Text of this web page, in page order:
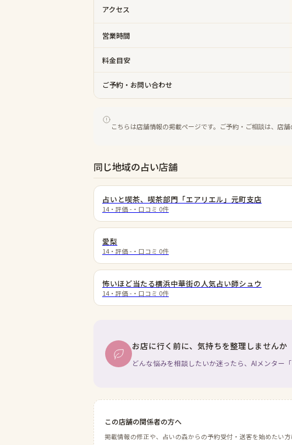
アクセス
営業時間
料金目安
ご予約・お問い合わせ
こちらは店舗情報の掲載ページです。ご予約・ご相談は、店
同じ地域の占い店舗
占いと喫茶、喫茶部門「エアリエル」元町支店
14 ・評価 - ・口コミ 0件
愛梨
14 ・評価 - ・口コミ 0件
怖いほど当たる横浜中華街の人気占い師シュウ
14 ・評価 - ・口コミ 0件
お店に行く前に、気持ちを整理しませんか
どんな悩みを相談したいか迷ったら、AIメンター
この店舗の関係者の方へ
掲載情報の修正や、占いの森からの予約受付・送客を始めたい